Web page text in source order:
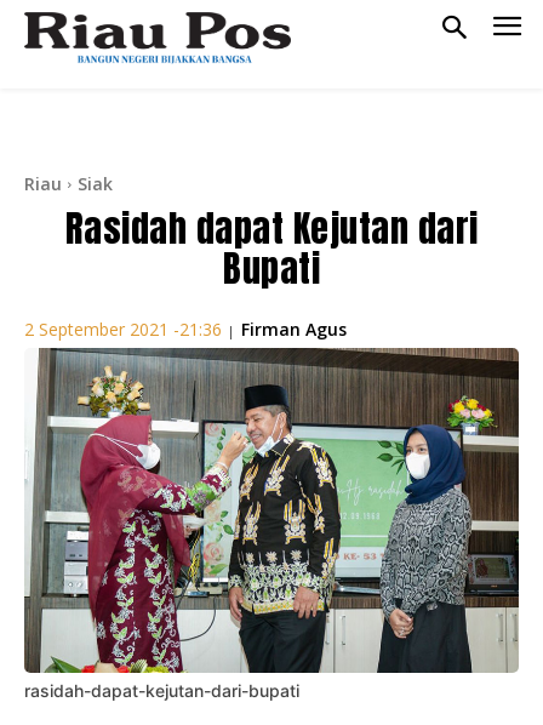
Riau Siak
Rasidah dapat Kejutan dari
Bupati
2 September 2021 -21:36 | Firman Agus
rasidah-dapat-kejutan-dari-bupati